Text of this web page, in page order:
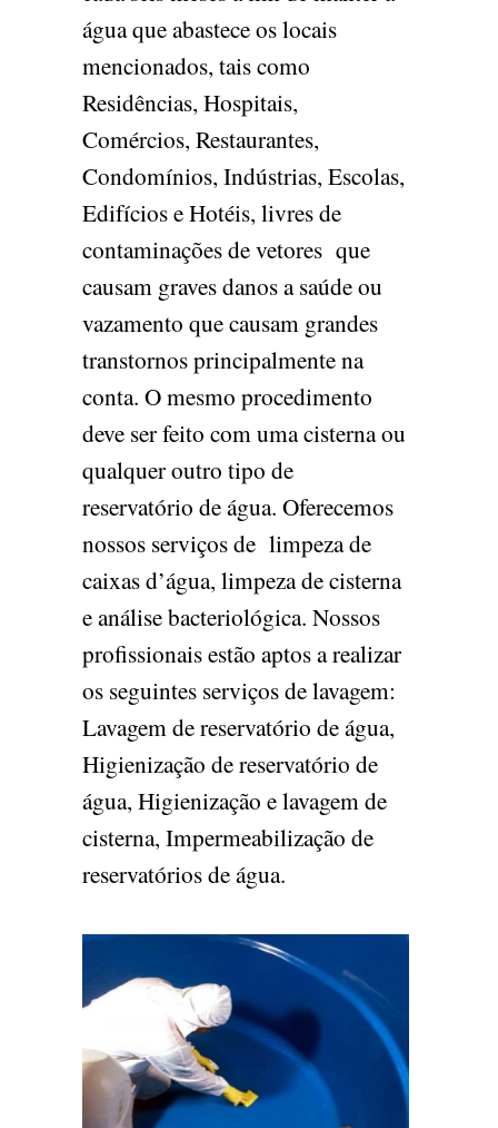
água que abastece os locais
mencionados, tais como
Residências, Hospitais,
Comércios, Restaurantes,
Condomínios, Indústrias, Escolas,
Edifícios e Hotéis, livres de
contaminações de vetores que
causam graves danos a saúde ou
vazamento que causam grandes
transtornos principalmente na
conta. O mesmo procedimento
deve ser feito com uma cisterna ou
qualquer outro tipo de
reservatório de água. Oferecemos
nossos serviços de limpeza de
caixas d’água, limpeza de cisterna
e análise bacteriológica. Nossos
profissionais estão aptos a realizar
os seguintes serviços de lavagem:
Lavagem de reservatório de água,
Higienização de reservatório de
água, Higienização e lavagem de
cisterna, Impermeabilização de
reservatórios de água.